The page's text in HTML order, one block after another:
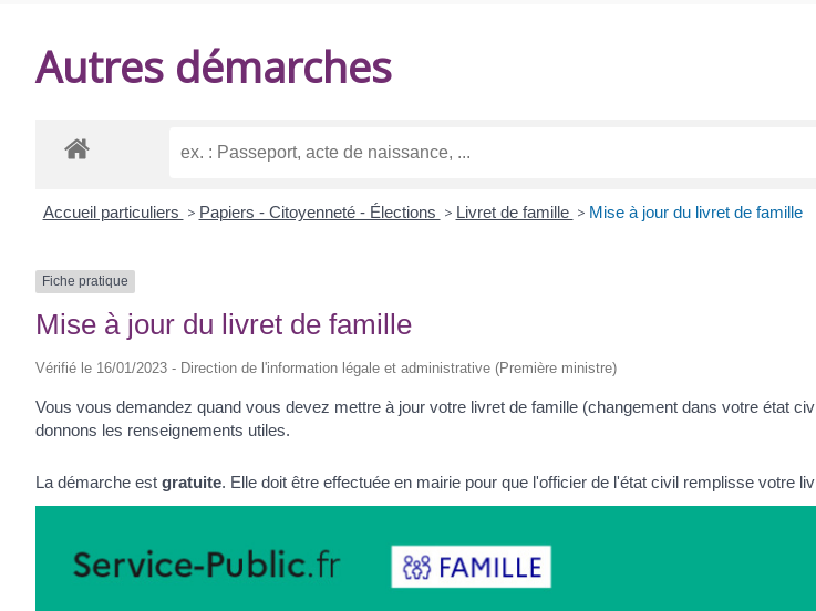
Autres démarches
Accueil particuliers > Papiers - Citoyenneté - Élections > Livret de famille > Mise à jour du livret de famille
Fiche pratique
Mise à jour du livret de famille
Vérifié le 16/01/2023 - Direction de l'information légale et administrative (Première ministre)
Vous vous demandez quand vous devez mettre à jour votre livret de famille (changement dans votre état
donnons les renseignements utiles.
La démarche est gratuite. Elle doit être effectuée en mairie pour que l'officier de l'état civil remplisse votre